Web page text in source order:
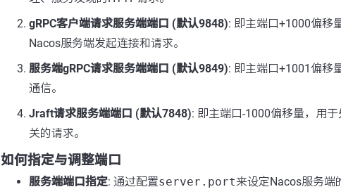
gRPC客户端请求服务端端口 (默认9848): 即主端口+1000偏移
Nacos服务端发起连接和请求。
服务端gRPC请求服务端端口 (默认9849): 即主端口+1001偏移
通信。
Jraft请求服务端端口 (默认7848): 即主端口-1000偏移量，用
关的请求。
如何指定与调整端口
服务端端口指定: 通过配置server.port来设定Nacos服务端